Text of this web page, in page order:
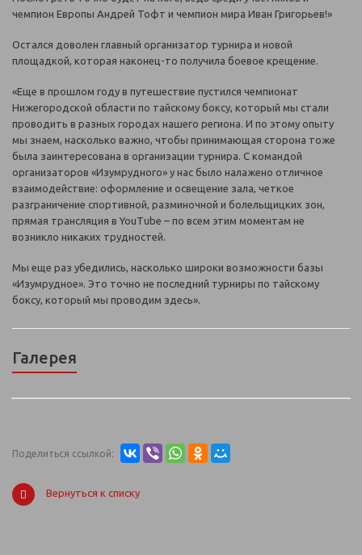
чемпион Европы Андрей Тофт и чемпион мира Иван Григорьев!»
Остался доволен главный организатор турнира и новой
площадкой, которая наконец-то получила боевое крещение.
«Еще в прошлом году в путешествие пустился чемпионат
Нижегородской области по тайскому боксу, который мы стали
проводить в разных городах нашего региона. И по этому опыту
мы знаем, насколько важно, чтобы принимающая сторона тоже
была заинтересована в организации турнира. С командой
организаторов «Изумрудного» у нас было налажено отличное
взаимодействие: оформление и освещение зала, четкое
разграничение спортивной, разминочной и болельщицких зон,
прямая трансляция в YouTube – по всем этим моментам не
возникло никаких трудностей.
Мы еще раз убедились, насколько широки возможности базы
«Изумрудное». Это точно не последний турниры по тайскому
боксу, который мы проводим здесь».
Галерея
Поделиться ссылкой:
Вернуться к списку